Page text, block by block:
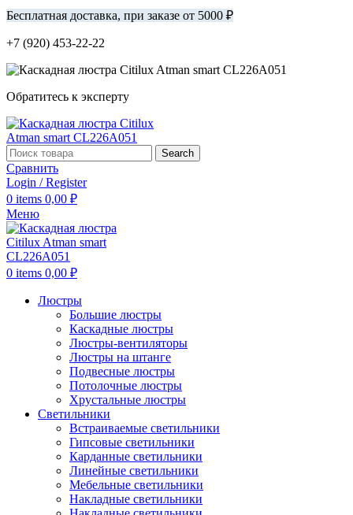
Бесплатная доставка, при заказе от 5000 ₽
+7 (920) 453-22-22
Обратитесь к эксперту
Search
Сравнить
Login / Register
0 items 0,00 ₽
Меню
0 items 0,00 ₽
Люстры
Большие люстры
Каскадные люстры
Люстры-вентиляторы
Люстры на штанге
Подвесные люстры
Потолочные люстры
Хрустальные люстры
Светильники
Встраиваемые светильники
Гипсовые светильники
Карданные светильники
Линейные светильники
Мебельные светильники
Накладные светильники